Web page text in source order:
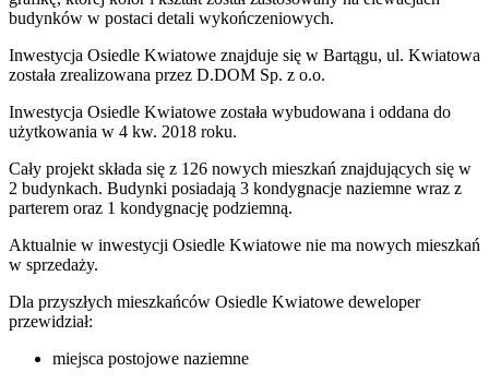
budynków w postaci detali wykończeniowych.
Inwestycja Osiedle Kwiatowe znajduje się w Bartągu, ul. Kwiatowa
została zrealizowana przez D.DOM Sp. z o.o.
Inwestycja Osiedle Kwiatowe została wybudowana i oddana do
użytkowania w 4 kw. 2018 roku.
Cały projekt składa się z 126 nowych mieszkań znajdujących się w
2 budynkach. Budynki posiadają 3 kondygnacje naziemne wraz z
parterem oraz 1 kondygnację podziemną.
Aktualnie w inwestycji Osiedle Kwiatowe nie ma nowych mieszkań
w sprzedaży.
Dla przyszłych mieszkańców Osiedle Kwiatowe deweloper
przewidział:
miejsca postojowe naziemne